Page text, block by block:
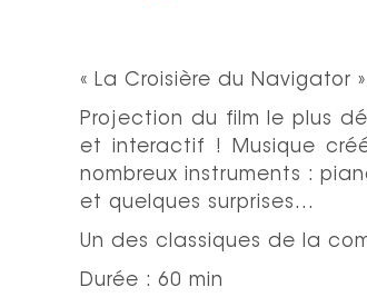
« La Croisière du Navigator
Projection du film le plus
et interactif ! Musique
nombreux instruments :
et quelques surprises…
Un des classiques de la
Durée : 60 min